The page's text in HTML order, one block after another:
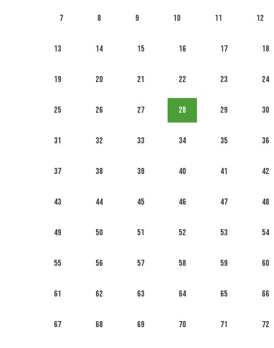
7 8 9 10 11 12
13 14 15 16 17 18
19 20 21 22 23 24
25 26 27 28 29 30
31 32 33 34 35 36
37 38 39 40 41 42
43 44 45 46 47 48
49 50 51 52 53 54
55 56 57 58 59 60
61 62 63 64 65 66
67 68 69 70 71 72